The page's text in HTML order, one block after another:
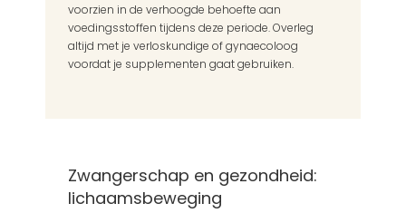
voorzien in de verhoogde behoefte aan
voedingsstoffen tijdens deze periode. Overleg
altijd met je verloskundige of gynaecoloog
voordat je supplementen gaat gebruiken.
Zwangerschap en gezondheid:
lichaamsbeweging